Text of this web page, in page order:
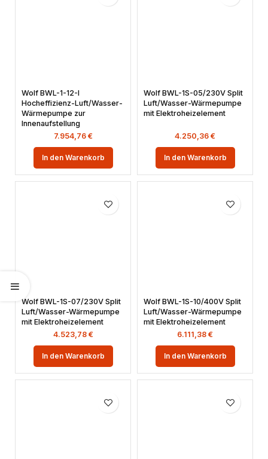
Wolf BWL-1-12-I
Hocheffizienz-Luft/Wasser-
Wärmepumpe zur
Innenaufstellung
7.954,76 €
In den Warenkorb
Wolf BWL-1S-05/230V Split
Luft/Wasser-Wärmepumpe
mit Elektroheizelement
4.250,36 €
In den Warenkorb
Wolf BWL-1S-07/230V Split
Luft/Wasser-Wärmepumpe
mit Elektroheizelement
4.523,78 €
In den Warenkorb
Wolf BWL-1S-10/400V Split
Luft/Wasser-Wärmepumpe
mit Elektroheizelement
6.111,38 €
In den Warenkorb